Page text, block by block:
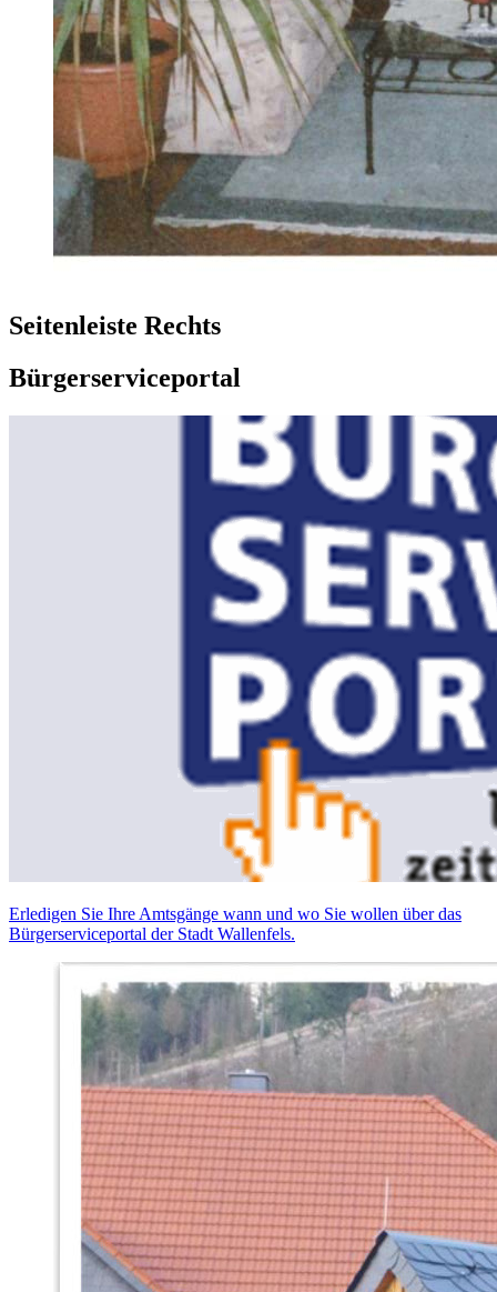
Seitenleiste Rechts
Bürgerserviceportal
Erledigen Sie Ihre Amtsgänge wann und wo Sie wollen über das
Bürgerserviceportal der Stadt Wallenfels.